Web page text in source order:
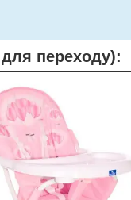
переходу):